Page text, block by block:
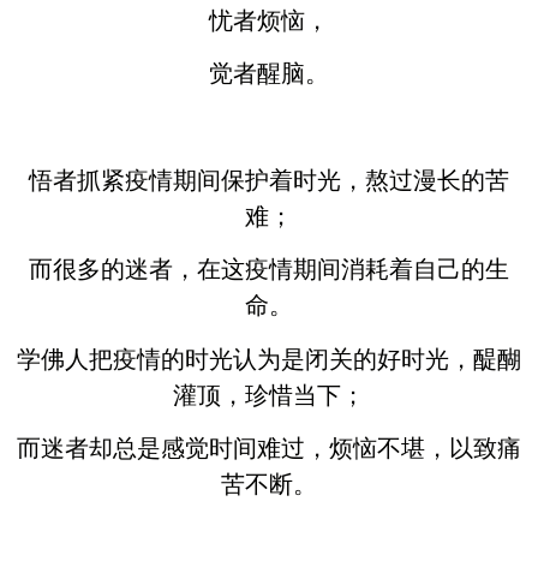
忧者烦恼，
觉者醒脑。
悟者抓紧疫情期间保护着时光，熬过漫长的苦
难；
而很多的迷者，在这疫情期间消耗着自己的生
命。
学佛人把疫情的时光认为是闭关的好时光，醍醐
灌顶，珍惜当下；
而迷者却总是感觉时间难过，烦恼不堪，以致痛
苦不断。